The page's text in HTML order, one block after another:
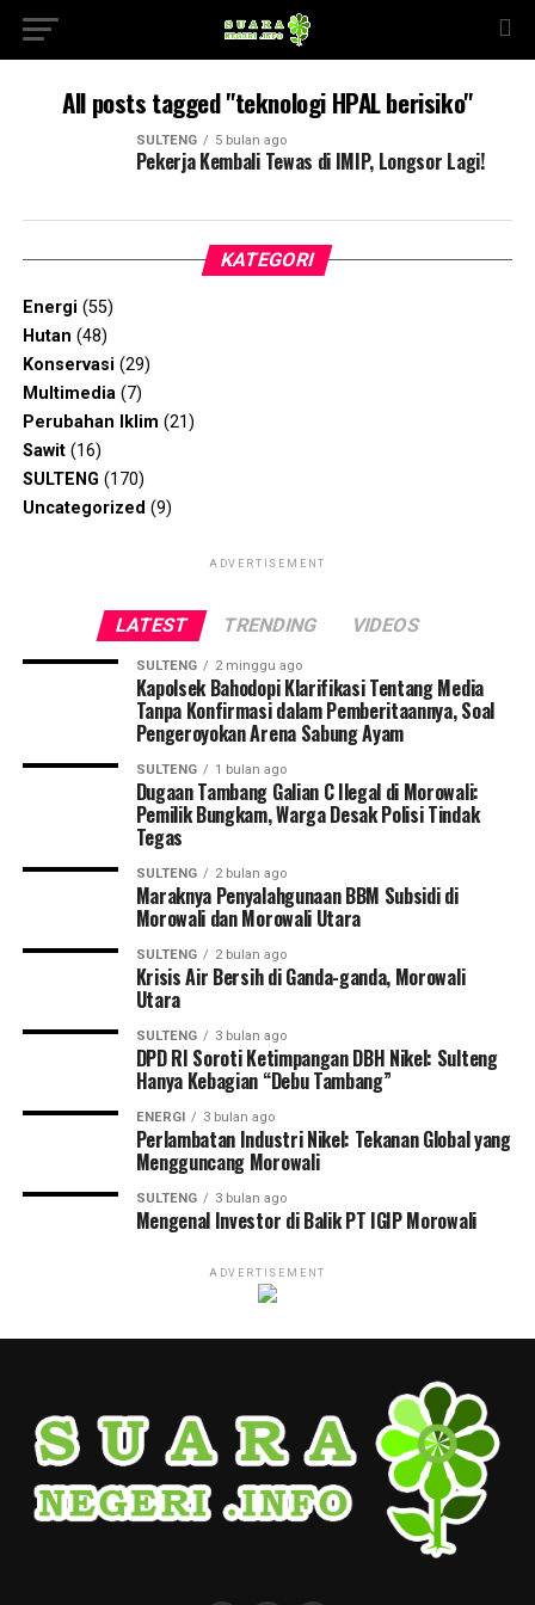
All posts tagged "teknologi HPAL berisiko"
SULTENG 5 bulan ago
Pekerja Kembali Tewas di IMIP, Longsor Lagi!
KATEGORI
Energi (55)
Hutan (48)
Konservasi (29)
Multimedia(7)
Perubahan Iklim (21)
Sawit(16)
SULTENG (170)
Uncategorized (9)
ADVERTISEMENT
LATEST TRENDING VIDEOS
SULTENG 2 minggu ago
Kapolsek Bahodopi Klarifikasi Tentang Media
Tanpa Konfirmasi dalam Pemberitaannya, Soal
Pengeroyokan Arena Sabung Ayam
SULTENG 1 bulan ago
Dugaan Tambang Galian C Ilegal di Morowali:
Pemilik Bungkam, Warga Desak Polisi Tindak
Tegas
SULTENG 2 bulan ago
Maraknya Penyalahgunaan BBM Subsidi di
Morowali dan Morowali Utara
SULTENG 2 bulan ago
Krisis Air Bersih di Ganda-ganda, Morowali
Utara
SULTENG 3 bulan ago
DPD RI Soroti Ketimpangan DBH Nikel: Sulteng
Hanya Kebagian “Debu Tambang”
ENERGI 3 bulan ago
Perlambatan Industri Nikel: Tekanan Global yang
Mengguncang Morowali
SULTENG 3 bulan ago
Mengenal Investor di Balik PT IGIP Morowali
ADVERTISEMENT